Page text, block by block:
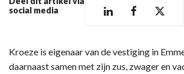
social media
Kroeze is eigenaar van de vestiging in
daarnaast samen met zijn zus, zwager en